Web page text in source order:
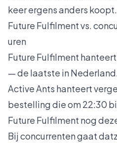
keer ergens anders koopt.
Future Fulfilment vs.
uren
Future Fulfilment
— de laatste in
Active Ants hanteert
bestelling die om 22:30
Future Fulfilment nog
Bij concurrenten gaat